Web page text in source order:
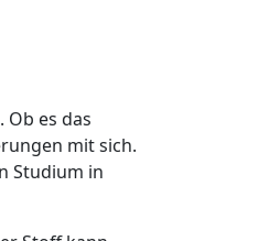
es das
mit sich.
Studium in